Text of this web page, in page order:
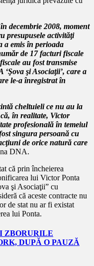
decembrie 2008, moment
presupusele activităţi
a emis în perioada
de 17 facturi fiscale
au fost transmise
‘Şova şi Asociaţii’, care a
le-a înregistrat în
cheltuieli ce nu au la
în realitate, Victor
profesională în temeiul
singura persoană cu
de orice natură care
DNA.
că prin încheierea
lui Victor Ponta
şi Asociaţii” cu
că aceste contracte nu
de stat nu ar fi existat
lui Ponta.
ZBORURILE
DUPĂ O PAUZĂ